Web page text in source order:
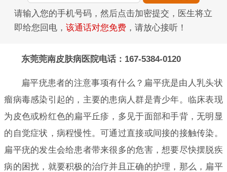
请输入您的手机号码，然后点击加密提交，医生将立
即给您回电， 该通话对您免费 ，请放心接听！
东莞莞南皮肤病医院电话：167-5384-0120
扁平疣患者的注意事项有什么？扁平疣是由人乳头状
瘤病毒感染引起的，主要的患病人群是青少年。临床表现
为皮色或粉红色的扁平丘疹，多见于面部和手背，无明显
的自觉症状，病程慢性。可通过直接或间接的接触传染。
扁平疣的发生会给患者带来很多的危害，想要尽快摆脱疾
病的困扰，就要积极的治疗并且正确的护理，那么，扁平